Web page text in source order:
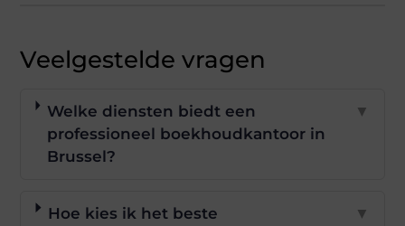
Veelgestelde vragen
Welke diensten biedt een
professioneel boekhoudkantoor in
Brussel?
▼
Hoe kies ik het beste
▼